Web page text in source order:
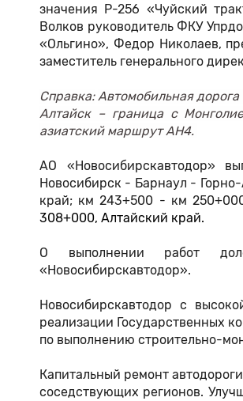
значения Р-256 «Чуйский
Волков руководитель ФКУ
«Ольгино», Федор Николаев,
заместитель генерального
Справка: Автомобильная
Алтайск – граница с
азиатский маршрут АН4.
АО «Новосибирскавтодор»
Новосибирск - Барнаул -
край; км 243+500 - км
308+000, Алтайский край.
О выполнении работ
«Новосибирскавтодор».
Новосибирскавтодор с
реализации Государственных
по выполнению строительно-
Капитальный ремонт
соседствующих регионов.